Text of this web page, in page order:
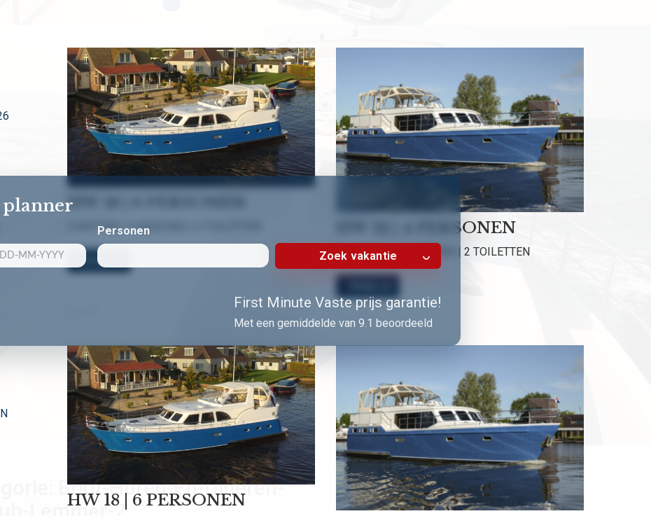
HW 18 | 6 PERSONEN
3 HUTTEN | 3 DOUCHES | 3 TOILETTEN
Bekijk nu!
HW 12 | 4 PERSONEN
2 HUTTEN | 2 DOUCHES | 2 TOILETTEN
HW 18 | 6 PERSONEN
Personen
Zoek vakantie
First Minute Vaste prijs garantie!
Met een gemiddelde van 9.1 beoordeeld
Boot-Huren-En-Dineren-
Lemmer-2